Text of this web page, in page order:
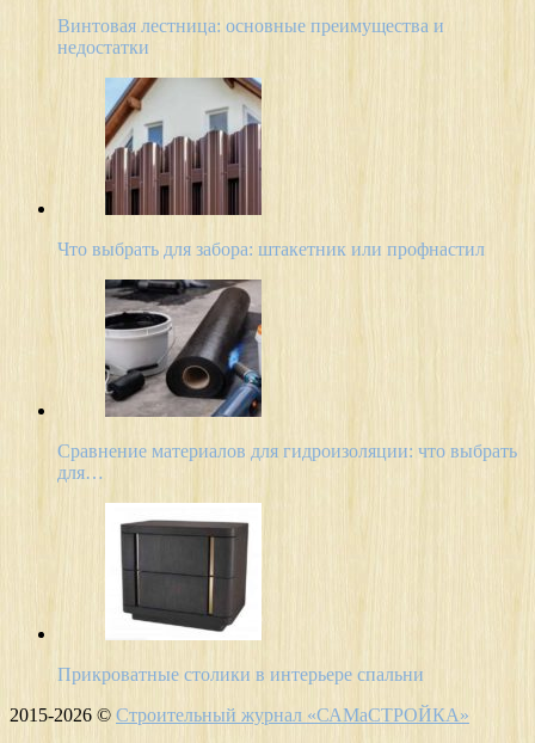
Винтовая лестница: основные преимущества и
недостатки
Что выбрать для забора: штакетник или профнастил
Сравнение материалов для гидроизоляции: что выбрать
для…
Прикроватные столики в интерьере спальни
2015-2026 © Строительный журнал «САМаСТРОЙКА»